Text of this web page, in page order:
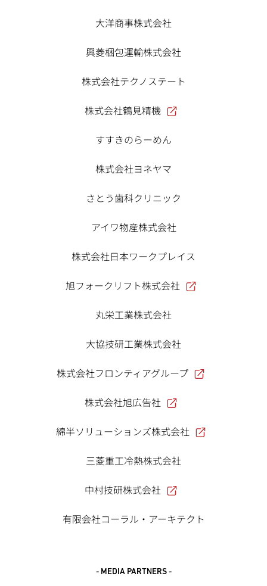
大洋商事株式会社
興菱梱包運輸株式会社
株式会社テクノステート
株式会社鶴見精機
すすきのらーめん
株式会社ヨネヤマ
さとう歯科クリニック
アイワ物産株式会社
株式会社日本ワークプレイス
旭フォークリフト株式会社
丸栄工業株式会社
大協技研工業株式会社
株式会社フロンティアグループ
株式会社旭広告社
綿半ソリューションズ株式会社
三菱重工冷熱株式会社
中村技研株式会社
有限会社コーラル・アーキテクト
- MEDIA PARTNERS -